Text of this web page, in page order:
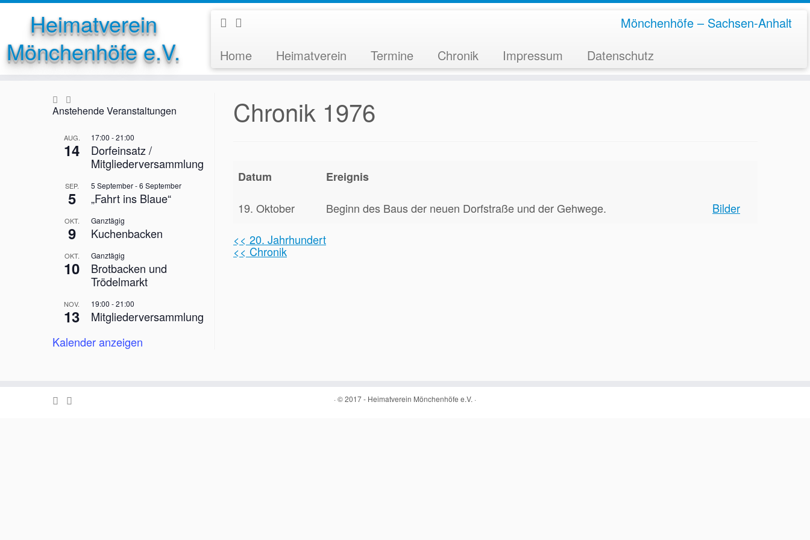
Heimatverein
Mönchenhöfe e.V.
Mönchenhöfe – Sachsen-Anhalt
Home
Heimatverein Termine Chronik Impressum Datenschutz
Anstehende Veranstaltungen
AUG.
14
17:00 -21:00
Dorfeinsatz /
Mitgliederversammlung
SEP.
5
5 September-6 September
„Fahrt ins Blaue“
OKT.
9
Ganztägig
Kuchenbacken
OKT.
10
Ganztägig
Brotbacken und
Trödelmarkt
NOV.
13
19:00 -21:00
Mitgliederversammlung
Kalender anzeigen
Chronik 1976
Datum
Ereignis
19. Oktober
Beginn des Baus der neuen Dorfstraße und der Gehwege.
Bilder
<< 20. Jahrhundert
<< Chronik
·© 2017 - Heimatverein Mönchenhöfe e.V. ·